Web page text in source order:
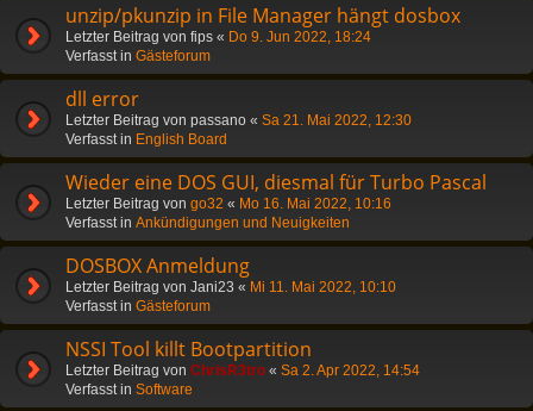
unzip/pkunzip in File Manager hängt dosbox
Letzter Beitrag von fips « Do 9. Jun 2022, 18:24
Verfasst in Gästeforum
dll error
Letzter Beitrag von passano « Sa 21. Mai 2022, 12:30
Verfasst in English Board
Wieder eine DOS GUI, diesmal für Turbo Pascal
Letzter Beitrag von go32 « Mo 16. Mai 2022, 10:16
Verfasst in Ankündigungen und Neuigkeiten
DOSBOX Anmeldung
Letzter Beitrag von Jani23 « Mi 11. Mai 2022, 10:10
Verfasst in Gästeforum
NSSI Tool killt Bootpartition
Letzter Beitrag von ChrisR3tro « Sa 2. Apr 2022, 14:54
Verfasst in Software